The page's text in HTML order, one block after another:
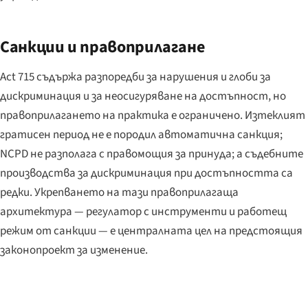
Санкции и правоприлагане
Act 715 съдържа разпоредби за нарушения и глоби за
дискриминация и за неосигуряване на достъпност, но
правоприлагането на практика е ограничено. Изтеклият
гратисен период не е породил автоматична санкция;
NCPD не разполага с правомощия за принуда; а съдебните
производства за дискриминация при достъпността са
редки. Укрепването на тази правоприлагаща
архитектура — регулатор с инструменти и работещ
режим от санкции — е централната цел на предстоящия
законопроект за изменение.